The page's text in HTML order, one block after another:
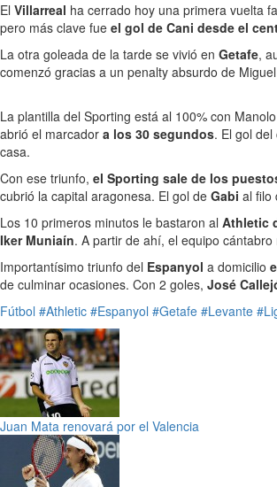
El Villarreal ha cerrado hoy una primera vuelta
pero más clave fue el gol de Cani desde el
La otra goleada de la tarde se vivió en Getafe,
comenzó gracias a un penalty absurdo de
La plantilla del Sporting está al 100% con
abrió el marcador a los 30 segundos. El gol
casa.
Con ese triunfo, el Sporting sale de los
cubrió la capital aragonesa. El gol de Gabi al filo
Los 10 primeros minutos le bastaron al Athletic
Iker Muniaín. A partir de ahí, el equipo
Importantísimo triunfo del Espanyol a domicilio
de culminar ocasiones. Con 2 goles, José
Fútbol #Athletic #Espanyol #Getafe #Levante
Juan Mata renovará por el Valencia